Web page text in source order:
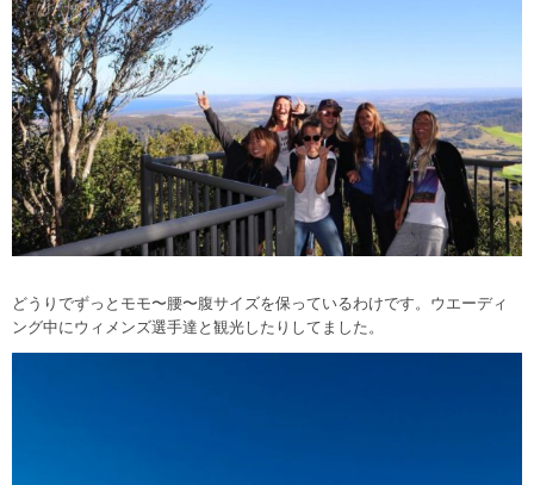
どうりでずっとモモ〜腰〜腹サイズを保っているわけです。ウエーディ
ング中にウィメンズ選手達と観光したりしてました。